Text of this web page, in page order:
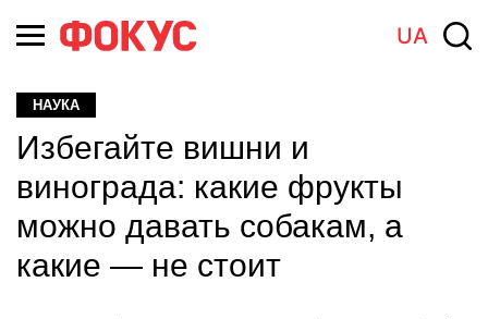
UA
НАУКА
Избегайте вишни и
винограда: какие фрукты
можно давать собакам, а
какие — не стоит